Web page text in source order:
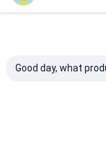
Good day, what